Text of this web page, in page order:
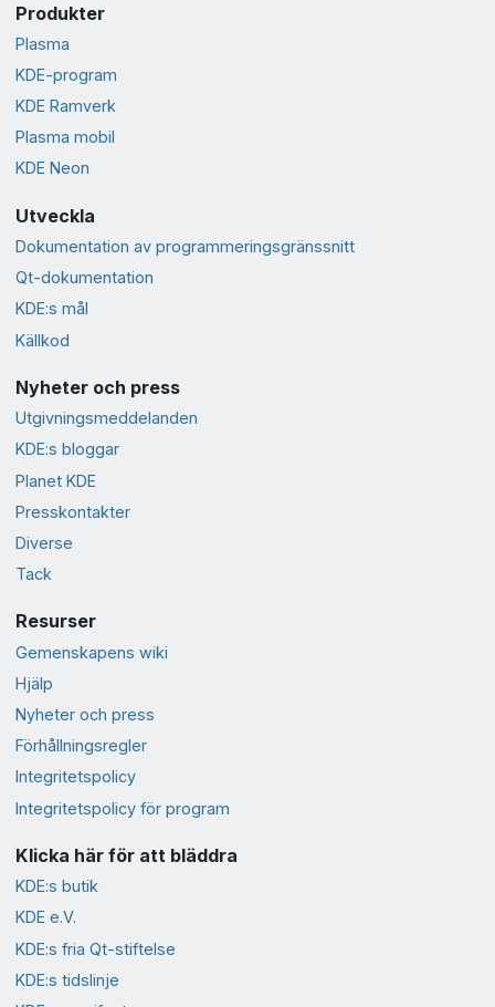
Produkter
Plasma
KDE-program
KDE Ramverk
Plasma mobil
KDE Neon
Utveckla
Dokumentation av programmeringsgränssnitt
Qt-dokumentation
KDE:s mål
Källkod
Nyheter och press
Utgivningsmeddelanden
KDE:s bloggar
Planet KDE
Presskontakter
Diverse
Tack
Resurser
Gemenskapens wiki
Hjälp
Nyheter och press
Förhållningsregler
Integritetspolicy
Integritetspolicy för program
Klicka här för att bläddra
KDE:s butik
KDE e.V.
KDE:s fria Qt-stiftelse
KDE:s tidslinje